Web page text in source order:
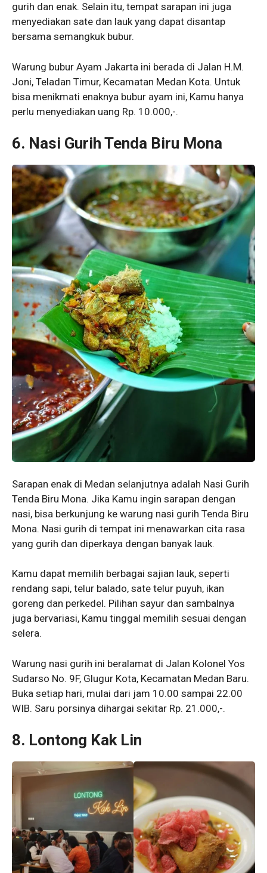
gurih dan enak. Selain itu, tempat sarapan ini juga
menyediakan sate dan lauk yang dapat disantap
bersama semangkuk bubur.
Warung bubur Ayam Jakarta ini berada di Jalan H.M.
Joni, Teladan Timur, Kecamatan Medan Kota. Untuk
bisa menikmati enaknya bubur ayam ini, Kamu hanya
perlu menyediakan uang Rp. 10.000,-.
6. Nasi Gurih Tenda Biru Mona
Sarapan enak di Medan selanjutnya adalah Nasi Gurih
Tenda Biru Mona. Jika Kamu ingin sarapan dengan
nasi, bisa berkunjung ke warung nasi gurih Tenda Biru
Mona. Nasi gurih di tempat ini menawarkan cita rasa
yang gurih dan diperkaya dengan banyak lauk.
Kamu dapat memilih berbagai sajian lauk, seperti
rendang sapi, telur balado, sate telur puyuh, ikan
goreng dan perkedel. Pilihan sayur dan sambalnya
juga bervariasi, Kamu tinggal memilih sesuai dengan
selera.
Warung nasi gurih ini beralamat di Jalan Kolonel Yos
Sudarso No. 9F, Glugur Kota, Kecamatan Medan Baru.
Buka setiap hari, mulai dari jam 10.00 sampai 22.00
WIB. Saru porsinya dihargai sekitar Rp. 21.000,-.
8. Lontong Kak Lin